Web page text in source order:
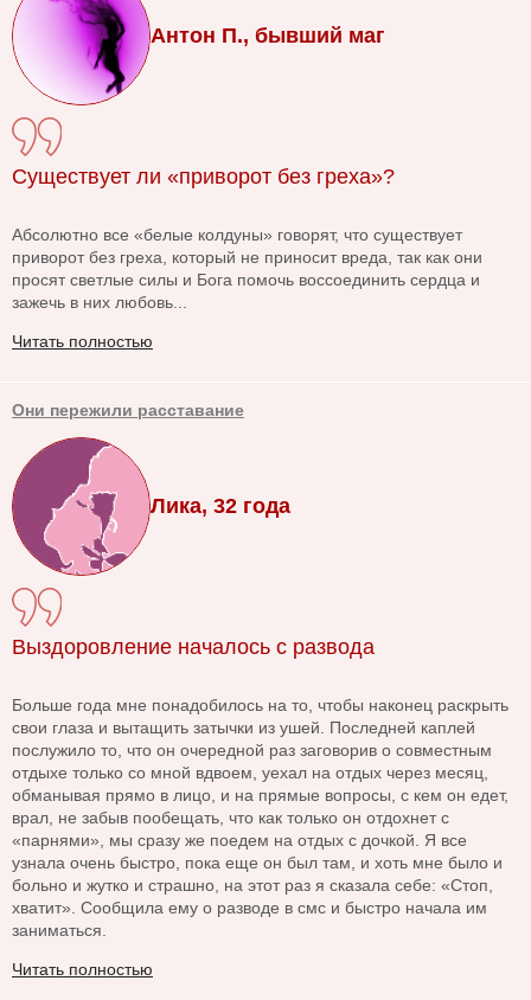
Антон П., бывший маг
Существует ли «приворот без греха»?
Абсолютно все «белые колдуны» говорят, что существует
приворот без греха, который не приносит вреда, так как они
просят светлые силы и Бога помочь воссоединить сердца и
зажечь в них любовь...
Читать полностью
Они пережили расставание
Лика, 32 года
Выздоровление началось с развода
Больше года мне понадобилось на то, чтобы наконец раскрыть
свои глаза и вытащить затычки из ушей. Последней каплей
послужило то, что он очередной раз заговорив о совместным
отдыхе только со мной вдвоем, уехал на отдых через месяц,
обманывая прямо в лицо, и на прямые вопросы, с кем он едет,
врал, не забыв пообещать, что как только он отдохнет с
«парнями», мы сразу же поедем на отдых с дочкой. Я все
узнала очень быстро, пока еще он был там, и хоть мне было и
больно и жутко и страшно, на этот раз я сказала себе: «Стоп,
хватит». Сообщила ему о разводе в смс и быстро начала им
заниматься.
Читать полностью